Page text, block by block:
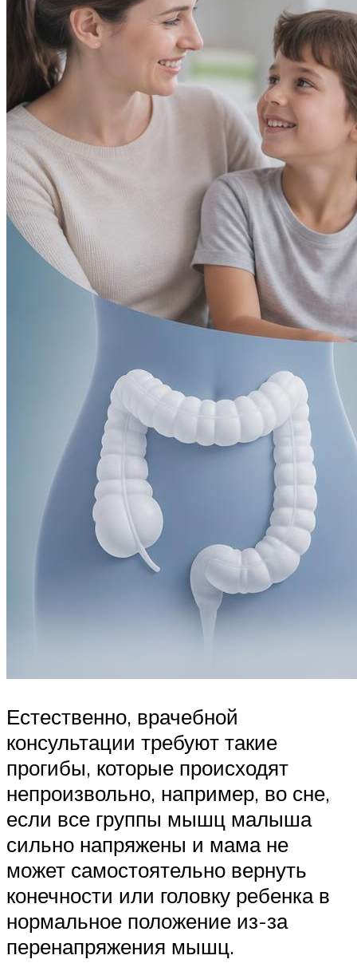
Естественно, врачебной
консультации требуют такие
прогибы, которые происходят
непроизвольно, например, во сне,
если все группы мышц малыша
сильно напряжены и мама не
может самостоятельно вернуть
конечности или головку ребенка в
нормальное положение из-за
перенапряжения мышц.